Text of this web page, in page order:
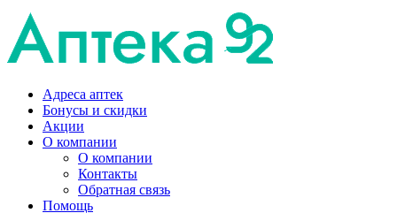
Адреса аптек
Бонусы и скидки
Акции
О компании
О компании
Контакты
Обратная связь
Помощь